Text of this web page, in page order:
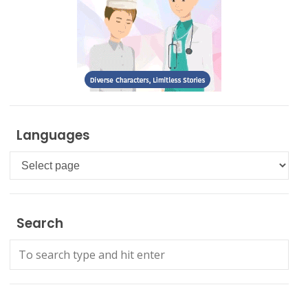
Languages
Languages
Search